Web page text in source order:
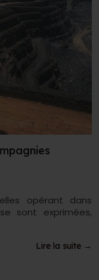
opérant dans
sont exprimées,
Lire la suite →